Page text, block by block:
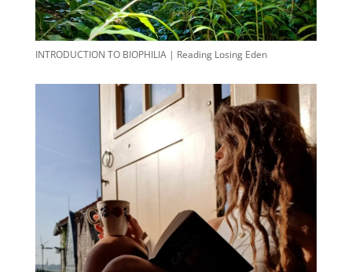
INTRODUCTION TO BIOPHILIA | Reading Losing Eden